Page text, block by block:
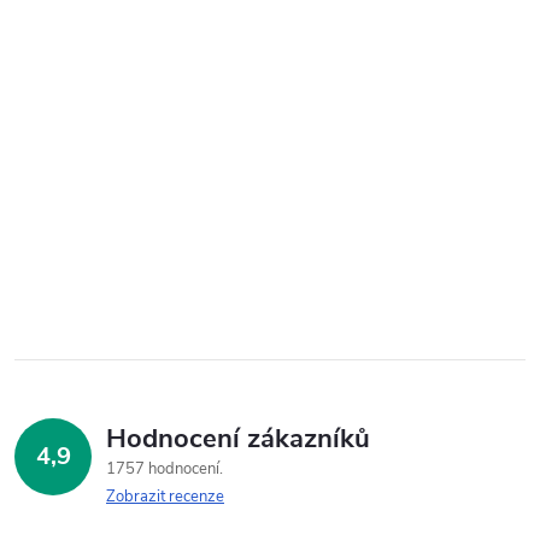
4,9 Hodnocení zákazníků
1757 hodnocení
Zobrazit recenze